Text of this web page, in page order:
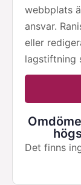
webbplats
ansvar.
eller
lagstiftning
Det finns